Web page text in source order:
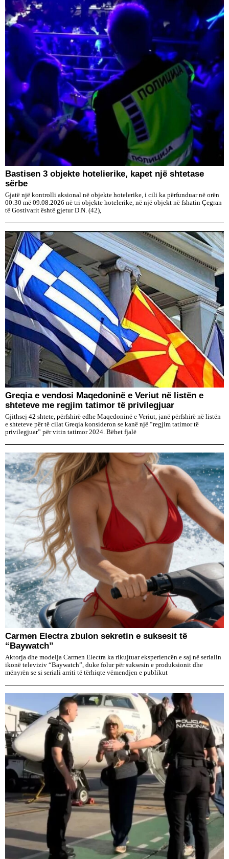
Bastisen 3 objekte hotelierike, kapet një shtetase
sërbe
Gjatë një kontrolli aksional në objekte hotelerike, i cili ka përfunduar në orën
00:30 më 09.08.2026 në tri objekte hotelerike, në një objekt në fshatin Çegran
të Gostivarit është gjetur D.N. (42),
Greqia e vendosi Maqedoninë e Veriut në listën e
shteteve me regjim tatimor të privilegjuar
Gjithsej 42 shtete, përfshirë edhe Maqedoninë e Veriut, janë përfshirë në listën
e shteteve për të cilat Greqia konsideron se kanë një “regjim tatimor të
privilegjuar” për vitin tatimor 2024. Bëhet fjalë
Carmen Electra zbulon sekretin e suksesit të
“Baywatch”
Aktorja dhe modelja Carmen Electra ka rikujtuar eksperiencën e saj në serialin
ikonë televiziv “Baywatch”, duke folur për suksesin e produksionit dhe
mënyrën se si seriali arriti të tërhiqte vëmendjen e publikut